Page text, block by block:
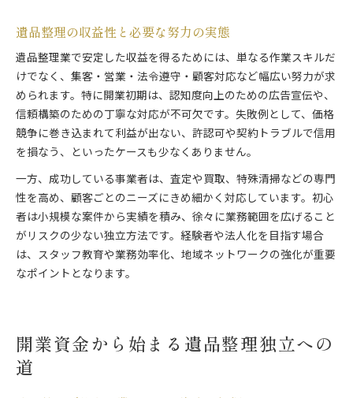
遺品整理の収益性と必要な努力の実態
遺品整理業で安定した収益を得るためには、単なる作業スキルだ
けでなく、集客・営業・法令遵守・顧客対応など幅広い努力が求
められます。特に開業初期は、認知度向上のための広告宣伝や、
信頼構築のための丁寧な対応が不可欠です。失敗例として、価格
競争に巻き込まれて利益が出ない、許認可や契約トラブルで信用
を損なう、といったケースも少なくありません。
一方、成功している事業者は、査定や買取、特殊清掃などの専門
性を高め、顧客ごとのニーズにきめ細かく対応しています。初心
者は小規模な案件から実績を積み、徐々に業務範囲を広げること
がリスクの少ない独立方法です。経験者や法人化を目指す場合
は、スタッフ教育や業務効率化、地域ネットワークの強化が重要
なポイントとなります。
開業資金から始まる遺品整理独立への
道